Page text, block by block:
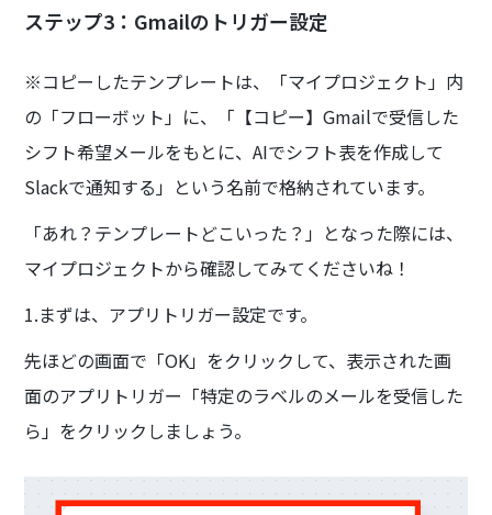
ステップ3：Gmailのトリガー設定
※コピーしたテンプレートは、「マイプロジェクト」内
の「フローボット」に、「【コピー】Gmailで受信した
シフト希望メールをもとに、AIでシフト表を作成して
Slackで通知する」という名前で格納されています。
「あれ？テンプレートどこいった？」となった際には、
マイプロジェクトから確認してみてくださいね！
1.まずは、アプリトリガー設定です。
先ほどの画面で「OK」をクリックして、表示された画
面のアプリトリガー「特定のラベルのメールを受信した
ら」をクリックしましょう。